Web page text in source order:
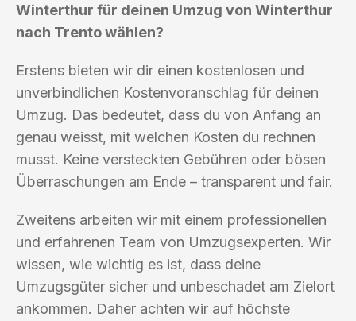
Winterthur für deinen Umzug von Winterthur
nach Trento wählen?
Erstens bieten wir dir einen kostenlosen und
unverbindlichen Kostenvoranschlag für deinen
Umzug. Das bedeutet, dass du von Anfang an
genau weisst, mit welchen Kosten du rechnen
musst. Keine versteckten Gebühren oder bösen
Überraschungen am Ende – transparent und fair.
Zweitens arbeiten wir mit einem professionellen
und erfahrenen Team von Umzugsexperten. Wir
wissen, wie wichtig es ist, dass deine
Umzugsgüter sicher und unbeschadet am Zielort
ankommen. Daher achten wir auf höchste